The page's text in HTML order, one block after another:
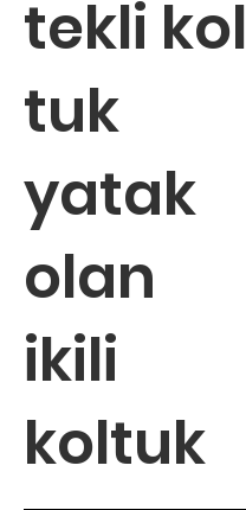
tekli kol
tuk
yatak
olan
ikili
koltuk